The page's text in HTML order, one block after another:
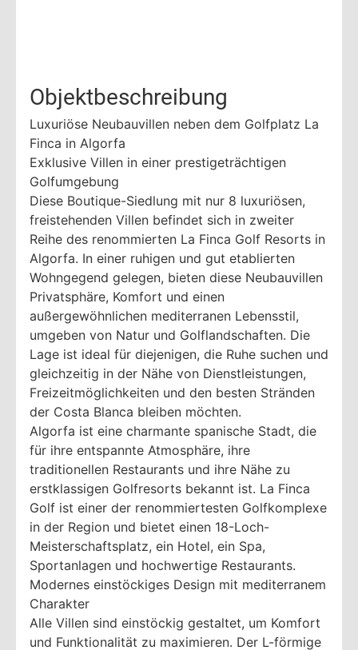
Objektbeschreibung
Luxuriöse Neubauvillen neben dem Golfplatz La
Finca in Algorfa
Exklusive Villen in einer prestigeträchtigen
Golfumgebung
Diese Boutique-Siedlung mit nur 8 luxuriösen,
freistehenden Villen befindet sich in zweiter
Reihe des renommierten La Finca Golf Resorts in
Algorfa. In einer ruhigen und gut etablierten
Wohngegend gelegen, bieten diese Neubauvillen
Privatsphäre, Komfort und einen
außergewöhnlichen mediterranen Lebensstil,
umgeben von Natur und Golflandschaften. Die
Lage ist ideal für diejenigen, die Ruhe suchen und
gleichzeitig in der Nähe von Dienstleistungen,
Freizeitmöglichkeiten und den besten Stränden
der Costa Blanca bleiben möchten.
Algorfa ist eine charmante spanische Stadt, die
für ihre entspannte Atmosphäre, ihre
traditionellen Restaurants und ihre Nähe zu
erstklassigen Golfresorts bekannt ist. La Finca
Golf ist einer der renommiertesten Golfkomplexe
in der Region und bietet einen 18-Loch-
Meisterschaftsplatz, ein Hotel, ein Spa,
Sportanlagen und hochwertige Restaurants.
Modernes einstöckiges Design mit mediterranem
Charakter
Alle Villen sind einstöckig gestaltet, um Komfort
und Funktionalität zu maximieren. Der L-förmige